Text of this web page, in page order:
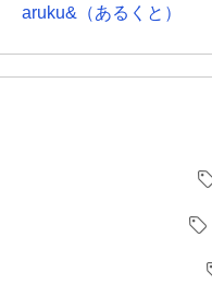
aruku&（あるくと）